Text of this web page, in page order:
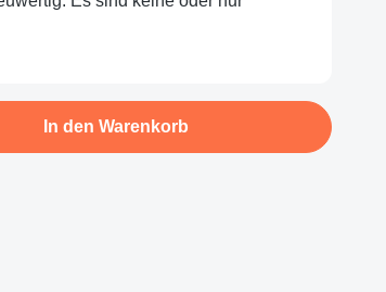
Wert ein oder
In den Warenkorb